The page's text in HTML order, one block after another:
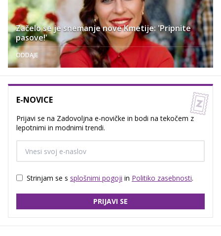
Začelo se je snemanje nove Kmetije: 'Pripnite
pasove!'
ODDAJE
E-NOVICE
Prijavi se na Zadovoljna e-novičke in bodi na tekočem z
lepotnimi in modnimi trendi.
Strinjam se s splošnimi pogoji in Politiko zasebnosti.
PRIJAVI SE